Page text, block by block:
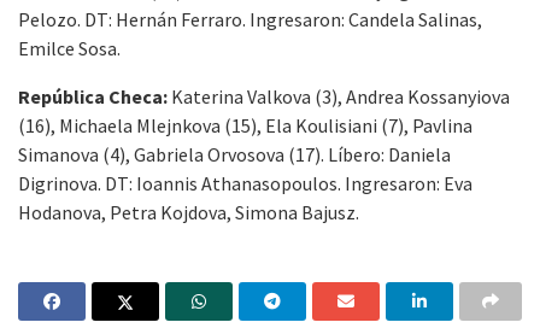
Pelozo. DT: Hernán Ferraro. Ingresaron: Candela Salinas,
Emilce Sosa.
República Checa: Katerina Valkova (3), Andrea Kossanyiova
(16), Michaela Mlejnkova (15), Ela Koulisiani (7), Pavlina
Simanova (4), Gabriela Orvosova (17). Líbero: Daniela
Digrinova. DT: Ioannis Athanasopoulos. Ingresaron: Eva
Hodanova, Petra Kojdova, Simona Bajusz.